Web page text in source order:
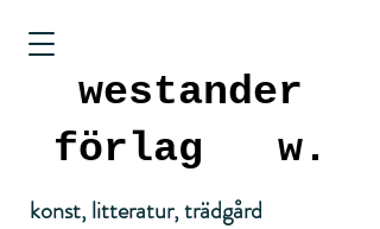
westander
förlag w.
konst, litteratur, trädgård